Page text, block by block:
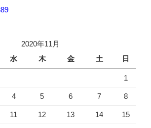
2020年11月
水 木 金 土 日
1
4 5 6 7 8
11 12 13 14 15